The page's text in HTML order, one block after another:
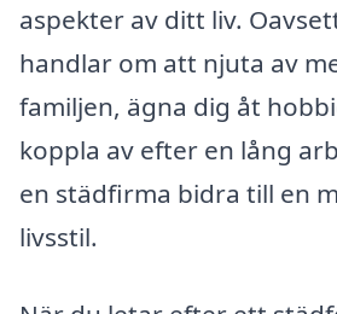
aspekter av ditt liv.
handlar om att njuta av
familjen, ägna dig åt
koppla av efter en lång
en städfirma bidra till en
livsstil.